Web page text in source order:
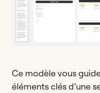
Ce modèle vous
éléments clés d’une